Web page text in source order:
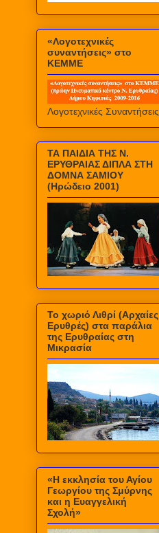
«Λογοτεχνικές
συναντήσεις» στο
ΚΕΜΜΕ
Λογοτεχνικές Συναντήσεις
ΤΑ ΠΑΙΔΙΑ ΤΗΣ Ν.
ΕΡΥΘΡΑΙΑΣ ΔΙΠΛΑ ΣΤΗ
ΔΟΜΝΑ ΣΑΜΙΟΥ
(Ηρώδειο 2001)
Το χωριό Λιθρί (Αρχαίες
Ερυθρές) στα παράλια
της Ερυθραίας στη
Μικρασία
«Η εκκλησία του Αγίου
Γεωργίου της Σμύρνης
και η Ευαγγελική
Σχολή»